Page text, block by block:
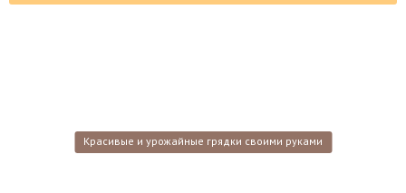
Красивые и урожайные грядки своими руками